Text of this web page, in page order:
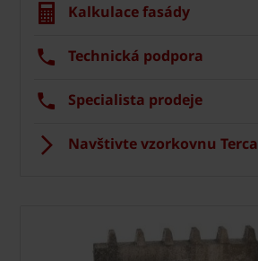
Kalkulace fasády
Technická podpora
Specialista prodeje
Navštivte vzorkovnu Terca